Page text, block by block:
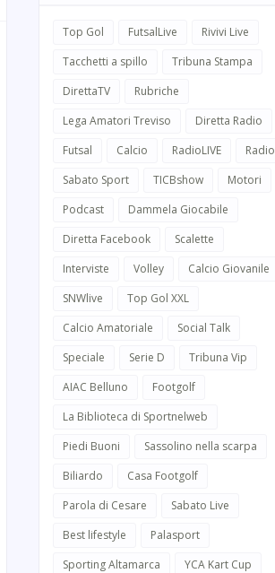
Top Gol FutsalLive
Rivivi Live
Tacchetti a spillo
Tribuna Stampa
DirettaTV
Rubriche
Lega Amatori Treviso
Diretta Radio
Futsal
Calcio RadioLIVE
Radio
Sabato Sport
TICBshow
Motori
Podcast
Dammela Giocabile
Diretta Facebook
Scalette
Interviste
Volley
Calcio Giovanile
SNWlive
Top Gol XXL
Calcio Amatoriale
Social Talk
Speciale
Serie D
Tribuna Vip
AIAC Belluno
Footgolf
La Biblioteca di Sportnelweb
Piedi Buoni
Sassolino nella scarpa
Biliardo
Casa Footgolf
Parola di Cesare
Sabato Live
Best lifestyle
Palasport
Sporting Altamarca
YCA Kart Cup